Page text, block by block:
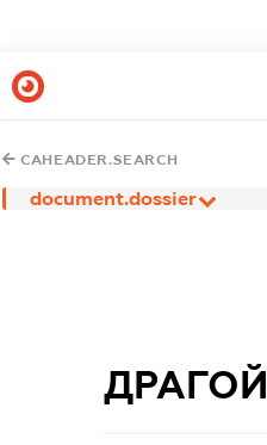
CAHEADER.SEARCH
document.dossier
ДРАГОЙ